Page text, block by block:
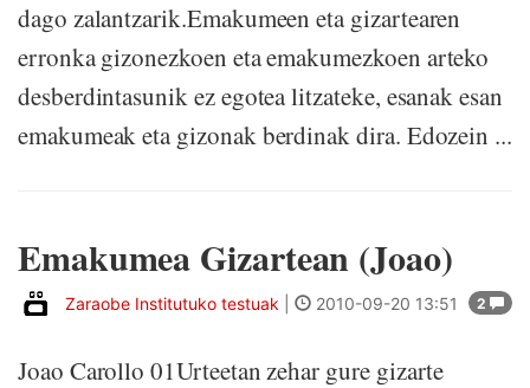
dago zalantzarik.Emakumeen eta gizartearen
erronka gizonezkoen eta emakumezkoen arteko
desberdintasunik ez egotea litzateke, esanak esan
emakumeak eta gizonak berdinak dira. Edozein ...
Emakumea Gizartean (Joao)
2
Zaraobe Institutuko testuak 2010-09-20 13:51
Joao Carollo 01Urteetan zehar gure gizarte